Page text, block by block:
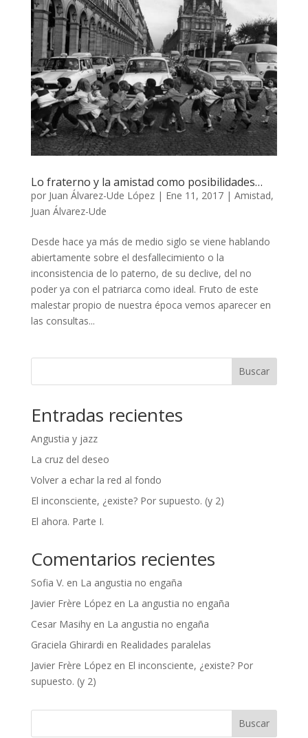
Lo fraterno y la amistad como posibilidades…
por Juan Álvarez-Ude López| Ene 11, 2017| Amistad,
Juan Álvarez-Ude
Desde hace ya más de medio siglo se viene hablando
abiertamente sobre el desfallecimiento o la
inconsistencia de lo paterno, de su declive, del no
poder ya con el patriarca como ideal. Fruto de este
malestar propio de nuestra época vemos aparecer en
las consultas...
Buscar
Entradas recientes
Angustia y jazz
La cruz del deseo
Volver a echar la red al fondo
El inconsciente, ¿existe? Por supuesto. (y 2)
El ahora. Parte I.
Comentarios recientes
Sofia V. en La angustia no engaña
Javier Frère Lópezen La angustia no engaña
Cesar Masihyen La angustia no engaña
Graciela Ghirardi en Realidades paralelas
Javier Frère Lópezen El inconsciente, ¿existe? Por
supuesto. (y 2)